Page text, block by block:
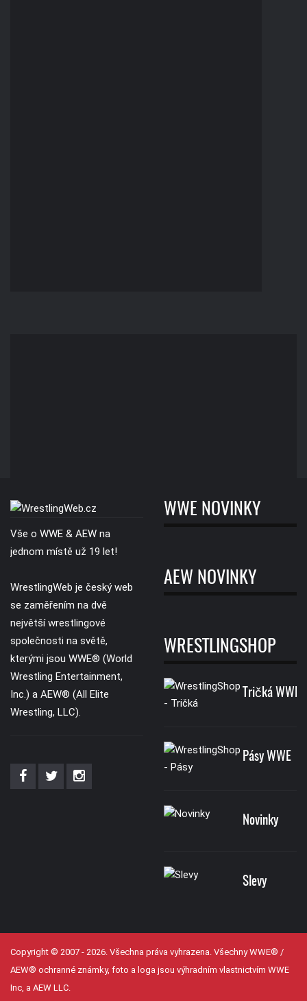
Vše o WWE & AEW na
jednom místě už 19 let!
WrestlingWeb je český web
se zaměřením na dvě
největší wrestlingové
společnosti na světě,
kterými jsou WWE® (World
Wrestling Entertainment,
Inc.) a AEW® (All Elite
Wrestling, LLC).
WWE NOVINKY
AEW NOVINKY
WRESTLINGSHOP
Tričká WWE
Pásy WWE
Novinky
Slevy
Copyright © 2007 - 2026. Všechna práva vyhrazena. Všechny WWE® /
AEW® ochranné známky, foto a loga jsou výhradním vlastnictvím WWE
Inc, a AEW LLC.